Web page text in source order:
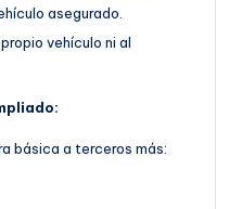
asegurado.
vehículo ni al
básica a terceros más: